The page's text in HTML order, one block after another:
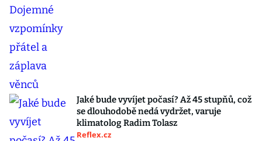
Jaké bude vyvíjet počasí? Až 45 stupňů, což
se dlouhodobě nedá vydržet, varuje
klimatolog Radim Tolasz
Reflex.cz